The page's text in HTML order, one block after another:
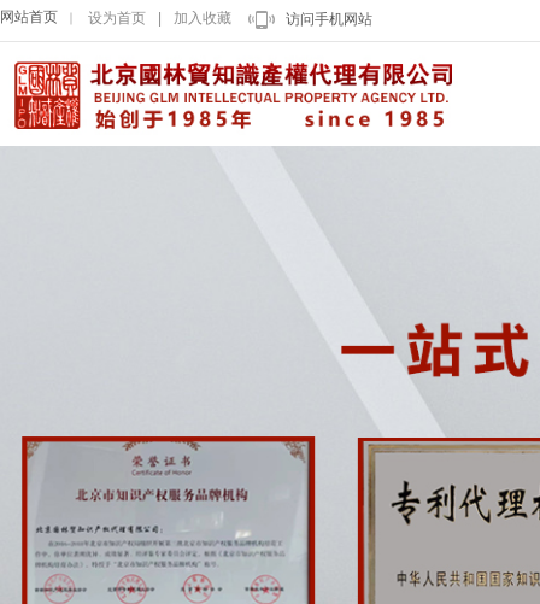
设为首页 加入收藏
网站首页 访问手机网站